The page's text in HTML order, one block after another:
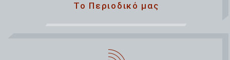
Το Περιοδικό μας